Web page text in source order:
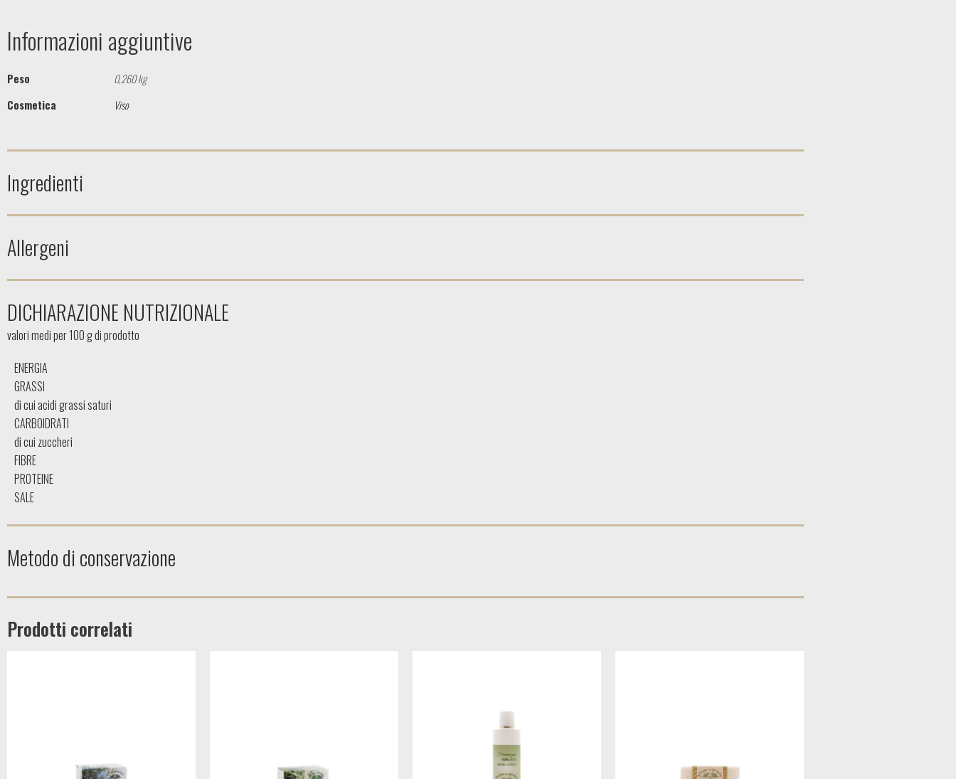
Informazioni aggiuntive
Peso
0,260 kg
Cosmetica
Viso
Ingredienti
Allergeni
DICHIARAZIONE NUTRIZIONALE
valori medi per 100 g di prodotto
ENERGIA
GRASSI
di cui acidi grassi saturi
CARBOIDRATI
di cui zuccheri
FIBRE
PROTEINE
SALE
Metodo di conservazione
Prodotti correlati